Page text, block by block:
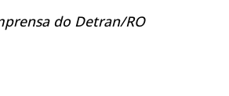
do Detran/RO